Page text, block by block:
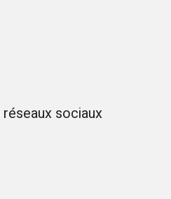
sociaux